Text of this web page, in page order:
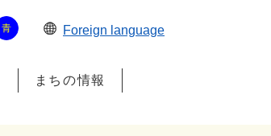
青 Foreign language
まちの情報